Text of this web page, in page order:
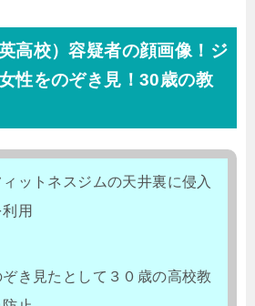
高校）容疑者の顔画像！ジ
性をのぞき見！30歳の教
ットネスジムの天井裏に侵入
用
き見たとして３０歳の高校教